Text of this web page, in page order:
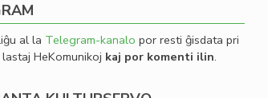
al la Telegram-kanalo por resti ĝisdata pri
HeKomunikoj kaj por komenti ilin.